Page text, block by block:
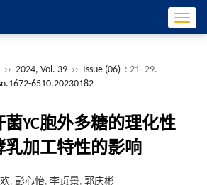
›› 2024, Vol. 39 ›› Issue (06) : 21 -29.
6510.20230182
YC胞外多糖的理化性
乳加工特性的影响
, 彭心怡, 李贞景, 郭庆彬